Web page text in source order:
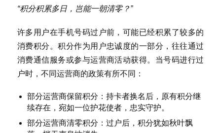
“积分积累多日，岂能一朝清零？”
许多用户在手机号码过户前，可能已经积累了较多的
消费积分。积分作为用户忠诚度的一部分，往往通过
消费通信服务或参与运营商活动获得。当号码进行过
户时，不同运营商的政策有所不同：
部分运营商保留积分：持卡者换名后，原有积分继
续存在，宛如一位护花使者，忠实守护。
部分运营商清零积分：过户后，积分犹如秋叶飘